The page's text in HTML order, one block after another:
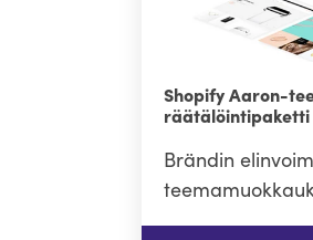
Shopify Aaron-
räätälöintipaketti
Brändin